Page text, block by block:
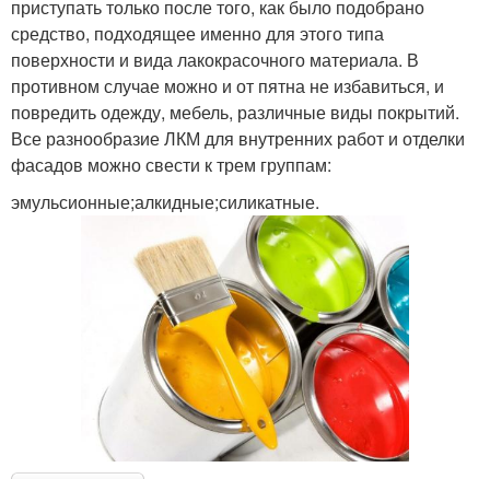
приступать только после того, как было подобрано
средство, подходящее именно для этого типа
поверхности и вида лакокрасочного материала. В
противном случае можно и от пятна не избавиться, и
повредить одежду, мебель, различные виды покрытий.
Все разнообразие ЛКМ для внутренних работ и отделки
фасадов можно свести к трем группам:
эмульсионные;алкидные;силикатные.